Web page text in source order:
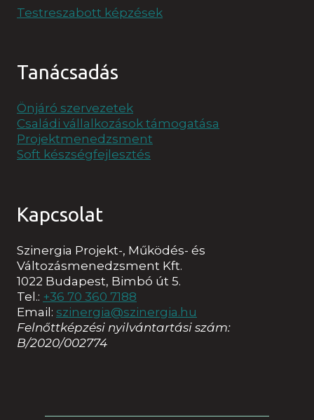
Testreszabott képzések
Tanácsadás
Önjáró szervezetek
Családi vállalkozások támogatása
Projektmenedzsment
Soft készségfejlesztés
Kapcsolat
Szinergia Projekt-, Működés- és
Változásmenedzsment Kft.
1022 Budapest, Bimbó út 5.
Tel.: +36 70 360 7188
Email: szinergia@szinergia.hu
Felnőttképzési nyilvántartási szám:
B/2020/002774